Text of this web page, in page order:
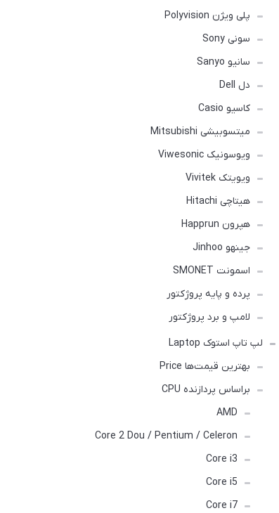
پلی ویژن Polyvision
سونی Sony
سانیو Sanyo
دل Dell
کاسیو Casio
میتسوبیشی Mitsubishi
ویوسونیک Viwesonic
ویویتک Vivitek
هیتاچی Hitachi
هپرون Happrun
جینهو Jinhoo
اسمونت SMONET
پرده و پایه پروژکتور
لامپ و برد پروژکتور
لپ تاپ استوک Laptop
بهترین قیمت‌ها Price
براساس پردازنده CPU
AMD
Core 2 Dou / Pentium / Celeron
Core i3
Core i5
Core i7